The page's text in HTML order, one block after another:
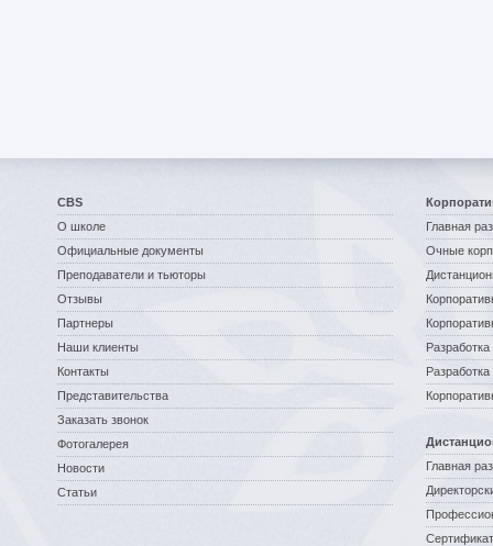
CBS
О школе
Официальные документы
Преподаватели и тьюторы
Отзывы
Партнеры
Наши клиенты
Контакты
Представительства
Заказать звонок
Фотогалерея
Новости
Статьи
Главная
Очные
Главная